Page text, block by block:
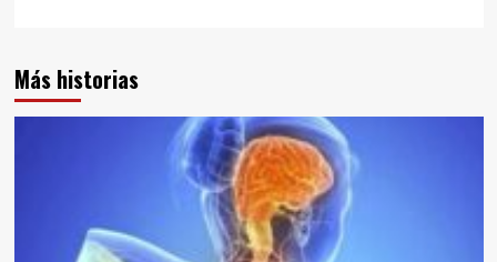
Más historias